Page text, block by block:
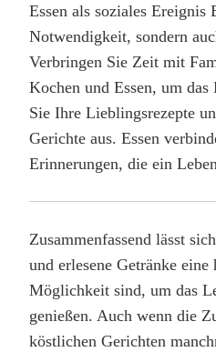
Essen als soziales Ereignis
Notwendigkeit, sondern
Verbringen Sie Zeit mit
Kochen und Essen, um
Sie Ihre Lieblingsrezepte
Gerichte aus. Essen
Erinnerungen, die ein
Zusammenfassend lässt
und erlesene Getränke eine
Möglichkeit sind, um das
genießen. Auch wenn die
köstlichen Gerichten